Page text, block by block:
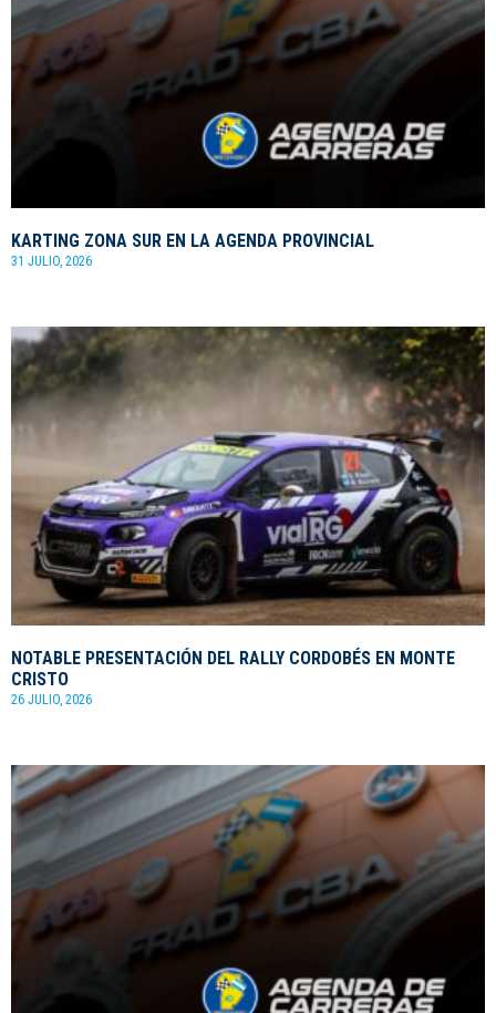
KARTING ZONA SUR EN LA AGENDA PROVINCIAL
31 JULIO, 2026
NOTABLE PRESENTACIÓN DEL RALLY CORDOBÉS EN MONTE
CRISTO
26 JULIO, 2026